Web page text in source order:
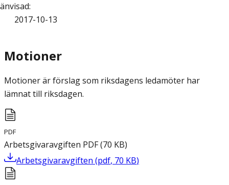
:
2017-10-13
Motioner
Motioner är förslag som riksdagens ledamöter har
lämnat till riksdagen.
PDF
Arbetsgivaravgiften PDF(70 KB)
Arbetsgivaravgiften (pdf, 70 KB)